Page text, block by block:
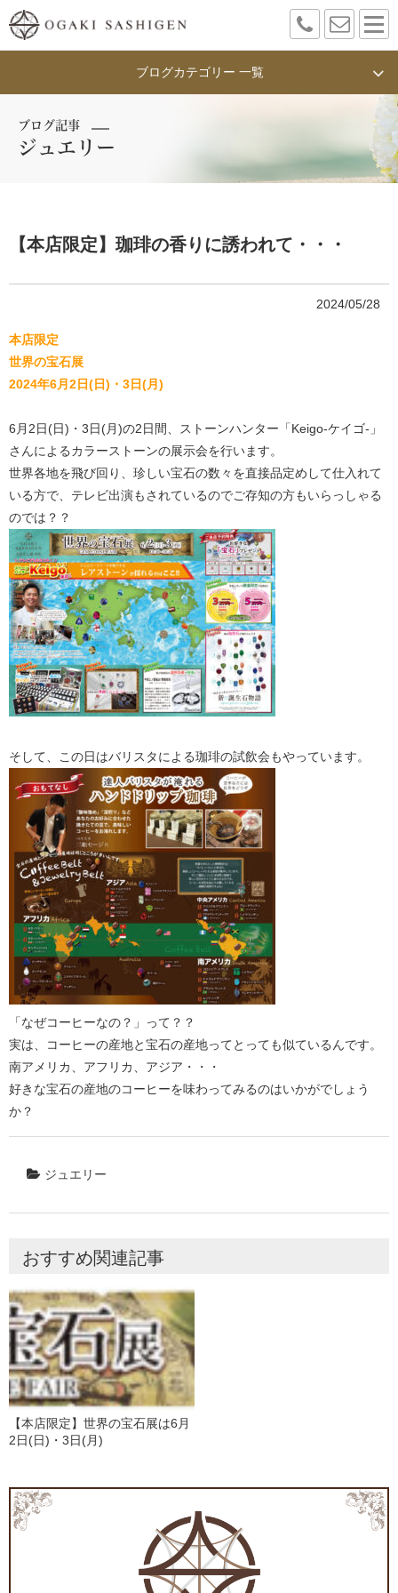
ブログカテゴリー 一覧
ブログ記事
ジュエリー
【本店限定】珈琲の香りに誘われて・・・
2024/05/28
本店限定
世界の宝石展
2024年6月2日(日)・3日(月)
6月2日(日)・3日(月)の2日間、ストーンハンター「Keigo-ケイゴ-」
さんによるカラーストーンの展示会を行います。
世界各地を飛び回り、珍しい宝石の数々を直接品定めして仕入れて
いる方で、テレビ出演もされているのでご存知の方もいらっしゃる
のでは？？
そして、この日はバリスタによる珈琲の試飲会もやっています。
「なぜコーヒーなの？」って？？
実は、コーヒーの産地と宝石の産地ってとっても似ているんです。
南アメリカ、アフリカ、アジア・・・
好きな宝石の産地のコーヒーを味わってみるのはいかがでしょう
か？
ジュエリー
おすすめ関連記事
【本店限定】世界の宝石展は6月
2日(日)・3日(月)